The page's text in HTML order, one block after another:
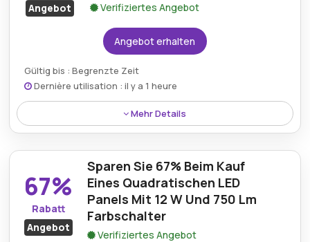
Angebot
Verifiziertes Angebot
Angebot erhalten
Gültig bis : Begrenzte Zeit
Dernière utilisation : il y a 1 heure
Mehr Details
Profitieren Sie von einem Preisnachlass von 80% auf
die LED-Lampe A60 7 W Clear Dim-To-Warm, perfekt
für anpassbare Beleuchtungsumgebungen mit
erweiterter Dimmsteuerung.
67%
Rabatt
Angebot
Sparen Sie 67% Beim Kauf
Eines Quadratischen LED
Panels Mit 12 W Und 750 Lm
Farbschalter
Verifiziertes Angebot